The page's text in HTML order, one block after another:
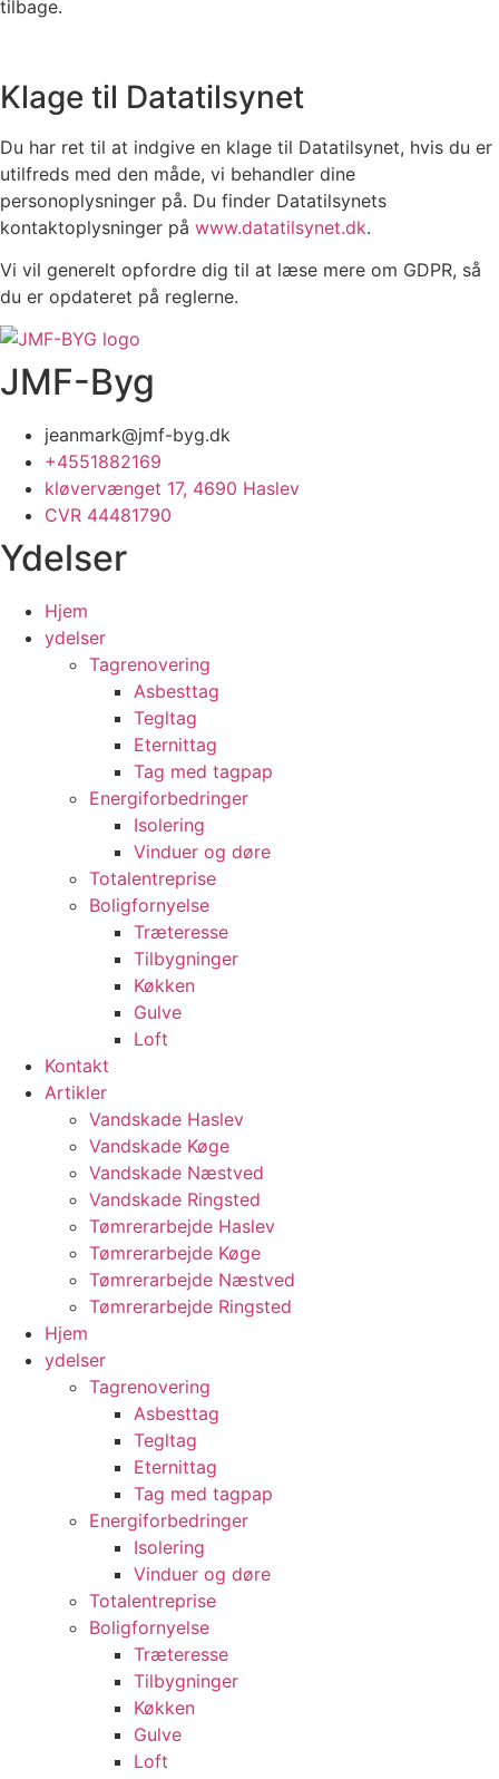
tilbage.
Klage til Datatilsynet
Du har ret til at indgive en klage til Datatilsynet, hvis du er
utilfreds med den måde, vi behandler dine
personoplysninger på. Du finder Datatilsynets
kontaktoplysninger på www.datatilsynet.dk.
Vi vil generelt opfordre dig til at læse mere om GDPR, så
du er opdateret på reglerne.
JMF-Byg
jeanmark@jmf-byg.dk
+4551882169
kløvervænget 17, 4690 Haslev
CVR 44481790
Ydelser
Hjem
ydelser
Tagrenovering
Asbesttag
Tegltag
Eternittag
Tag med tagpap
Energiforbedringer
Isolering
Vinduer og døre
Totalentreprise
Boligfornyelse
Træteresse
Tilbygninger
Køkken
Gulve
Loft
Kontakt
Artikler
Vandskade Haslev
Vandskade Køge
Vandskade Næstved
Vandskade Ringsted
Tømrerarbejde Haslev
Tømrerarbejde Køge
Tømrerarbejde Næstved
Tømrerarbejde Ringsted
Hjem
ydelser
Tagrenovering
Asbesttag
Tegltag
Eternittag
Tag med tagpap
Energiforbedringer
Isolering
Vinduer og døre
Totalentreprise
Boligfornyelse
Træteresse
Tilbygninger
Køkken
Gulve
Loft